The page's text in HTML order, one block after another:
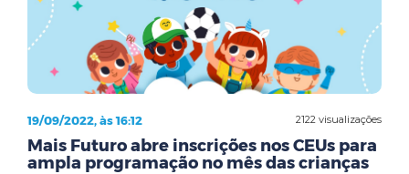
2122 visualizações
19/09/2022, às 16:12
Mais Futuro abre inscrições nos CEUs para
ampla programação no mês das crianças